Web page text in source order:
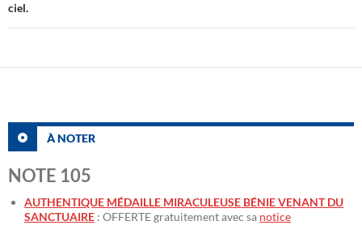
ciel.
À NOTER
NOTE 105
AUTHENTIQUE MÉDAILLE MIRACULEUSE BÉNIE VENANT DU
SANCTUAIRE : OFFERTE gratuitement avec sa notice